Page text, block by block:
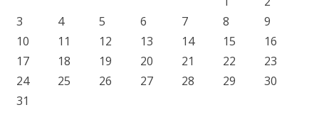
3
4 5 6 7 8
9
10
11 12 13 14 15
16
17
18 19 20 21 22
23
24
25 26 27 28 29
30
31